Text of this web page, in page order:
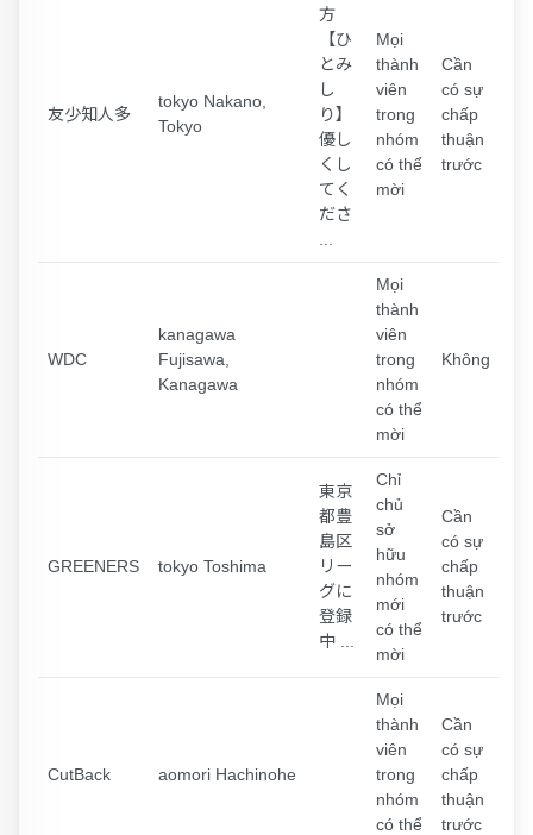
友少知人多
tokyo Nakano,
Tokyo
方
【ひ
とみ
し
り】
優し
くし
てく
ださ
Mọi
thành
viên
trong
nhóm
có thể
mời
Cần
có sự
chấp
thuận
trước
WDC
kanagawa
Fujisawa,
Kanagawa
Mọi
thành
viên
trong
nhóm
có thể
mời
Không
GREENERS tokyo Toshima
東京
都豊
島区
リー
グに
登録
中 ...
Chỉ
chủ
sở
hữu
nhóm
mới
có thể
mời
Cần
có sự
chấp
thuận
trước
CutBack aomori Hachinohe
Mọi
thành
viên
trong
nhóm
có thể
Cần
có sự
chấp
thuận
trước